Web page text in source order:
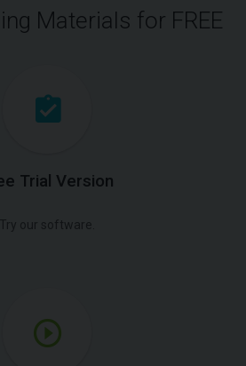
Materials for FREE
Trial Version
Try our software.